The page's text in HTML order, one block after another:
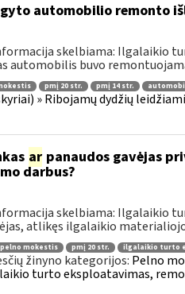
automobilio remonto
skelbiama: Ilgalaikio
automobilis buvo
pmį 20 str. pmį 14 str.
» Ribojamų dydžių
arpanaudos gavėjas
darbus?
skelbiama: Ilgalaikio
atlikęs ilgalaikio
pelno mokestis pmį 20 str. ilgalaikio turto
žinyno kategorijos: Pelno
turto eksploatavimas,